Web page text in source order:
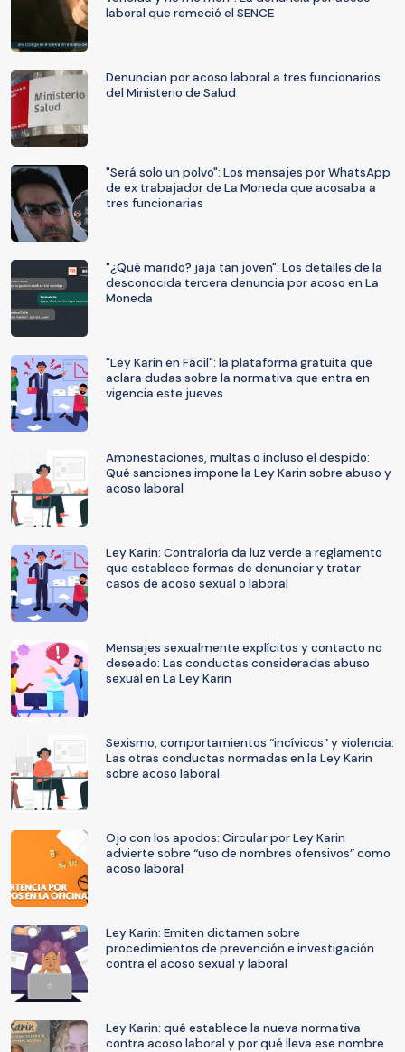
laboral que remeció el SENCE
Denuncian por acoso laboral a tres funcionarios
del Ministerio de Salud
"Será solo un polvo": Los mensajes por WhatsApp
de ex trabajador de La Moneda que acosaba a
tres funcionarias
"¿Qué marido? jaja tan joven": Los detalles de la
desconocida tercera denuncia por acoso en La
Moneda
"Ley Karin en Fácil": la plataforma gratuita que
aclara dudas sobre la normativa que entra en
vigencia este jueves
Amonestaciones, multas o incluso el despido:
Qué sanciones impone la Ley Karin sobre abuso y
acoso laboral
Ley Karin: Contraloría da luz verde a reglamento
que establece formas de denunciar y tratar
casos de acoso sexual o laboral
Mensajes sexualmente explícitos y contacto no
deseado: Las conductas consideradas abuso
sexual en La Ley Karin
Sexismo, comportamientos “incívicos” y violencia:
Las otras conductas normadas en la Ley Karin
sobre acoso laboral
Ojo con los apodos: Circular por Ley Karin
advierte sobre “uso de nombres ofensivos” como
acoso laboral
Ley Karin: Emiten dictamen sobre
procedimientos de prevención e investigación
contra el acoso sexual y laboral
Ley Karin: qué establece la nueva normativa
contra acoso laboral y por qué lleva ese nombre